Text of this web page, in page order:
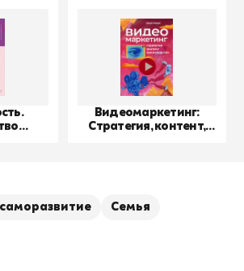
Видеомаркетинг:
Стратегия, контент,
Семья